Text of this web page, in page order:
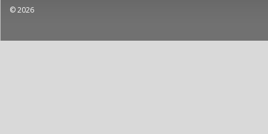
© 2026